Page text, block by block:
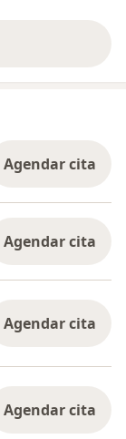
Agendar cita
Agendar cita
Agendar cita
Agendar cita